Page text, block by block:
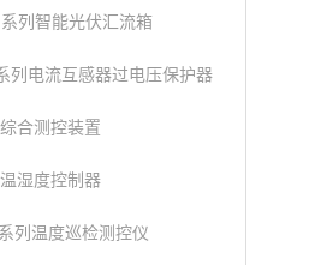
列智能光伏汇流箱
列电流互感器过电压保护器
合测控装置
湿度控制器
列温度巡检测控仪